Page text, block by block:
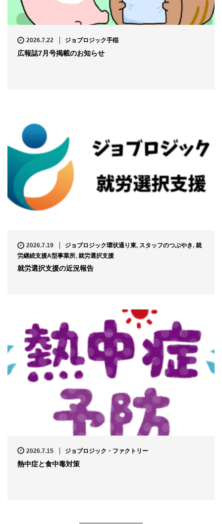
2026.7.22 ジョブロジック手稲
広報誌7月号掲載のお知らせ
2026.7.19 ジョブロジック環状通り東, スタッフのつぶやき, 就
労継続支援A型事業所, 就労選択支援
就労選択支援の近況報告
2026.7.15 ジョブロジック・ファクトリー
熱中症と食中毒対策